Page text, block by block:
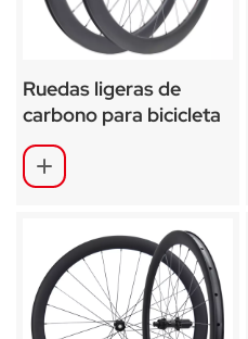
Ruedas ligeras de
carbono para bicicleta
de grava con freno de
disco SA-RD02SL